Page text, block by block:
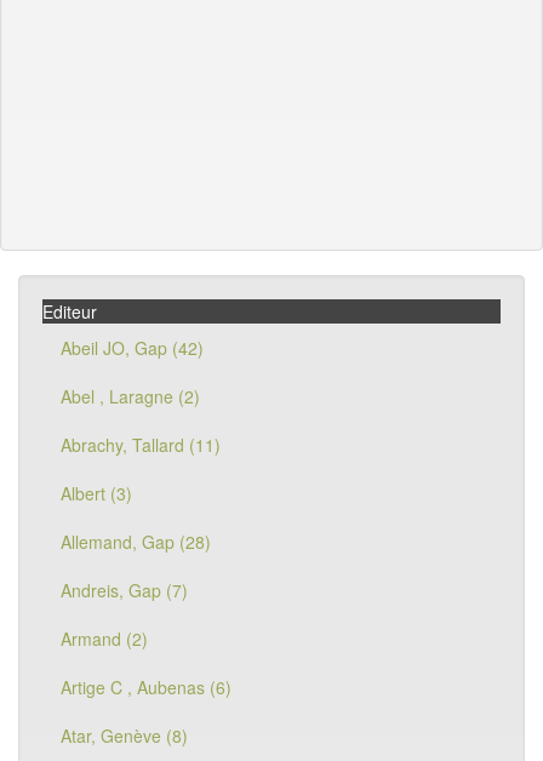
Editeur
Abeil JO, Gap (42)
Abel , Laragne (2)
Abrachy, Tallard (11)
Albert (3)
Allemand, Gap (28)
Andreis, Gap (7)
Armand (2)
Artige C , Aubenas (6)
Atar, Genève (8)